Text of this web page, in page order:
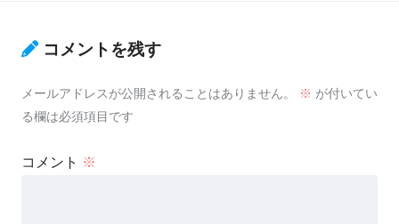
コメントを残す
メールアドレスが公開されることはありません。 ※ が付いてい
る欄は必須項目です
コメント ※